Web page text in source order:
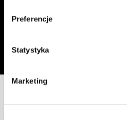
Preferencje
Statystyka
Marketing
Adres email
Oświadczam, że zapoznałem się z
przetwarzania moich danych osobowych,